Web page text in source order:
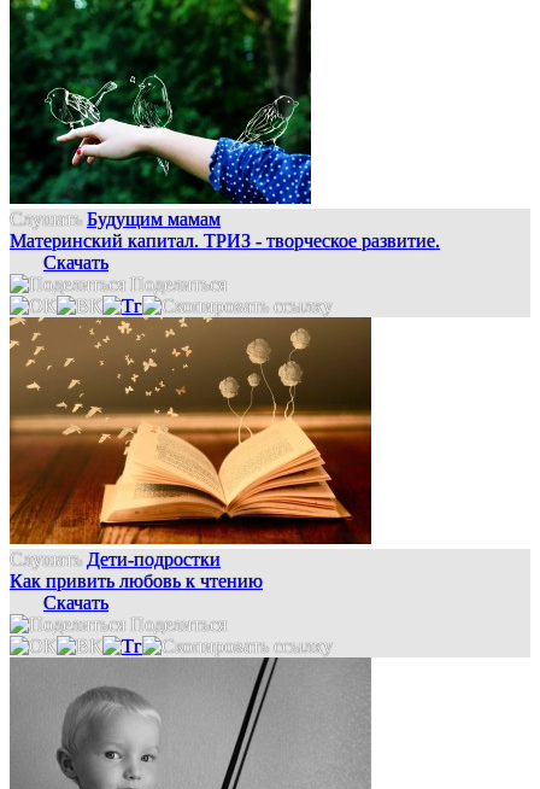
Слушать Будущим мамам
Материнский капитал. ТРИЗ - творческое развитие.
Скачать
Поделиться
Слушать Дети-подростки
Как привить любовь к чтению
Скачать
Поделиться